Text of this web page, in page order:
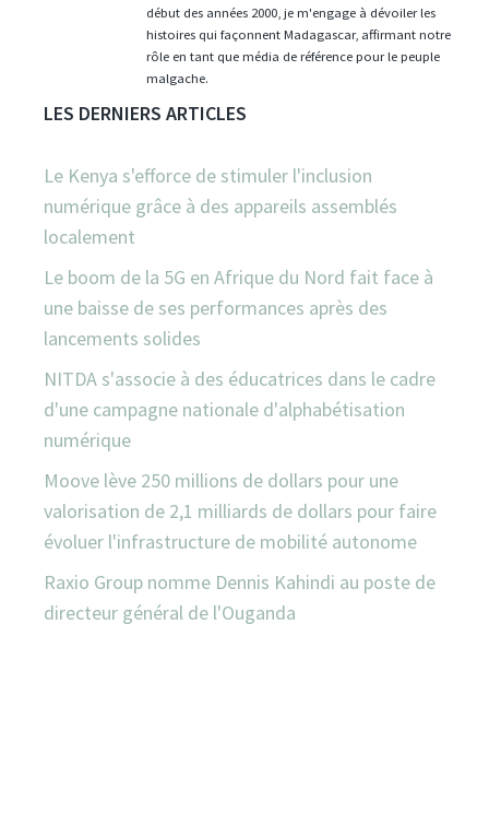
début des années 2000, je m'engage à dévoiler les
histoires qui façonnent Madagascar, affirmant notre
rôle en tant que média de référence pour le peuple
malgache.
LES DERNIERS ARTICLES
Le Kenya s'efforce de stimuler l'inclusion
numérique grâce à des appareils assemblés
localement
Le boom de la 5G en Afrique du Nord fait face à
une baisse de ses performances après des
lancements solides
NITDA s'associe à des éducatrices dans le cadre
d'une campagne nationale d'alphabétisation
numérique
Moove lève 250 millions de dollars pour une
valorisation de 2,1 milliards de dollars pour faire
évoluer l'infrastructure de mobilité autonome
Raxio Group nomme Dennis Kahindi au poste de
directeur général de l'Ouganda